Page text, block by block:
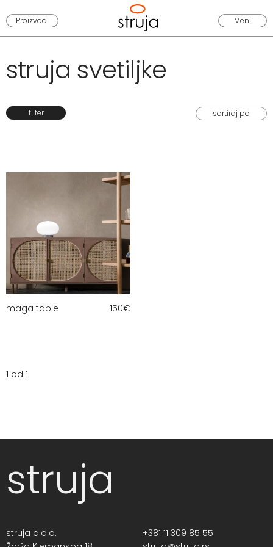
Proizvodi Meni
struja svetiljke
filter
maga table 150€
1 od 1
struja
struja d.o.o.
+381 11 309 85 55